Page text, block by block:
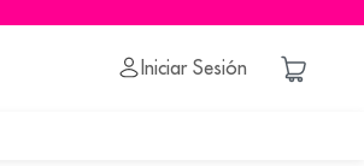
Iniciar Sesión